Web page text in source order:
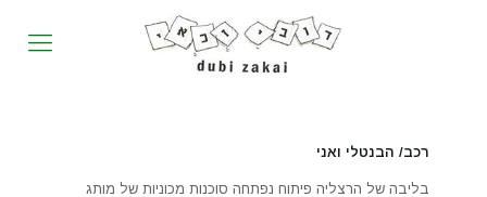
רכב/ הבנטלי ואני
בליבה של הרצליה פיתוח נפתחה סוכנות מכוניות של מותג